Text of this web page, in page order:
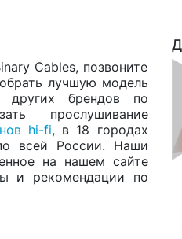
Cables, позвоните
лучшую модель
других брендов по
прослушивание
hi-fi, в 18 городах
всей России. Наши
на нашем сайте
и рекомендации по